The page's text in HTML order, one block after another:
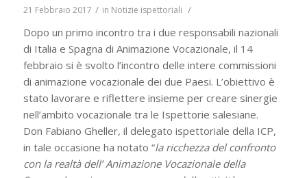
21 Febbraio 2017 / in Notizie ispettoriali /
Dopo un primo incontro tra i due responsabili nazionali
di Italia e Spagna di Animazione Vocazionale, il 14
febbraio si è svolto l’incontro delle intere commissioni
di animazione vocazionale dei due Paesi. L’obiettivo è
stato lavorare e riflettere insieme per creare sinergie
nell’ambito vocazionale tra le Ispettorie salesiane.
Don Fabiano Gheller, il delegato ispettoriale della ICP,
in tale occasione ha notato “la ricchezza del confronto
con la realtà dell’ Animazione Vocazionale della